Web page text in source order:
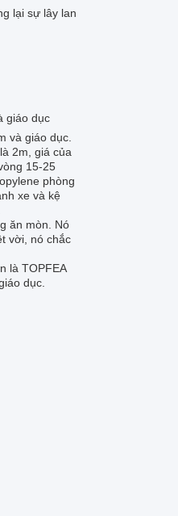
lại sự lây lan
giáo dục
và giáo dục.
2m, giá của
15-25
phòng
xe và kệ
ăn mòn. Nó
vời, nó chắc
là TOPFEA
dục.